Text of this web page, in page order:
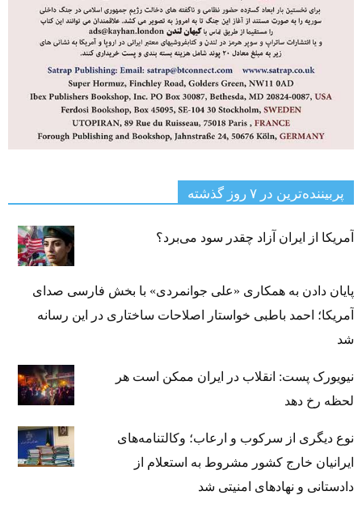
پربیننده‌ترین‌ در ۷ روز گذشته
آمریکا از ایران آزاد چقدر سود می‌برد؟
پایان دادن به همکاری «علی جوانمردی» با بخش فارسی صدای
آمریکا؛ احمد باطبی خواستار اصلاحات ساختاری در این رسانه
شد
نیویورک پست: انقلاب در ایران ممکن است هر
لحظه رخ دهد
نوع دیگری از سرکوب و ارعاب؛ وکالتنامه‌های
ایرانیان خارج کشور مشروط به استعلام از
دادستانی و نهادهای امنیتی شد